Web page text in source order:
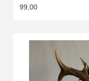
99,00